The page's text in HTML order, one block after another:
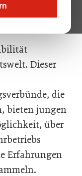
der
Dieser
die
bieten jungen
über
Erfahrungen